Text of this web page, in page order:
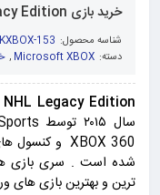
خرید بازی NHL Legacy Edition برای XBOX 360
شناسه محصول: 153
دسته: Microsoft XBOX
,
NHL Legacy Edition
ترین و بهترین بازی